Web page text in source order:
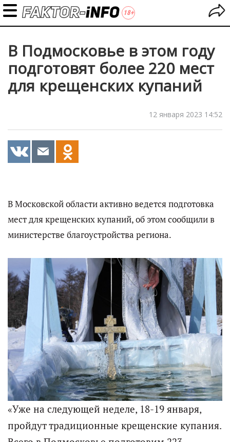
В Подмосковье в этом году
подготовят более 220 мест
для крещенских купаний
12 января 2023 14:52
В Московской области активно ведется подготовка
мест для крещенских купаний, об этом сообщили в
министерстве благоустройства региона.
«Уже на следующей неделе, 18-19 января,
пройдут традиционные крещенские купания.